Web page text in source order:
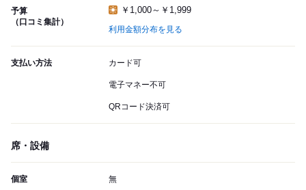
予算
（口コミ集計）
￥1,000～￥1,999
利用金額分布を見る
支払い方法 カード可
電子マネー不可
QRコード決済可
席・設備
個室 無